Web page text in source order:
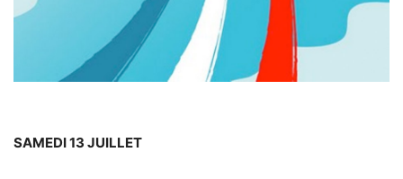
SAMEDI 13 JUILLET